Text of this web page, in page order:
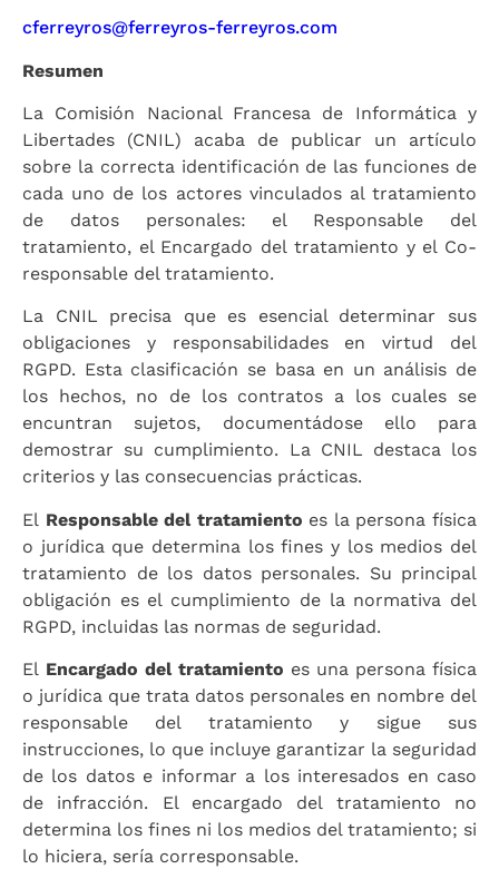
cferreyros@ferreyros-ferreyros.com
Resumen
La Comisión Nacional Francesa de Informática y
Libertades (CNIL) acaba de publicar un artículo
sobre la correcta identificación de las funciones de
cada uno de los actores vinculados al tratamiento
de datos personales: el Responsable del
tratamiento, el Encargado del tratamiento y el Co-
responsable del tratamiento.
La CNIL precisa que es esencial determinar sus
obligaciones y responsabilidades en virtud del
RGPD. Esta clasificación se basa en un análisis de
los hechos, no de los contratos a los cuales se
encuntran sujetos, documentádose ello para
demostrar su cumplimiento. La CNIL destaca los
criterios y las consecuencias prácticas.
El Responsable del tratamiento es la persona física
o jurídica que determina los fines y los medios del
tratamiento de los datos personales. Su principal
obligación es el cumplimiento de la normativa del
RGPD, incluidas las normas de seguridad.
El Encargado del tratamiento es una persona física
o jurídica que trata datos personales en nombre del
responsable del tratamiento y sigue sus
instrucciones, lo que incluye garantizar la seguridad
de los datos e informar a los interesados ​​en caso
de infracción. El encargado del tratamiento no
determina los fines ni los medios del tratamiento; si
lo hiciera, sería corresponsable.